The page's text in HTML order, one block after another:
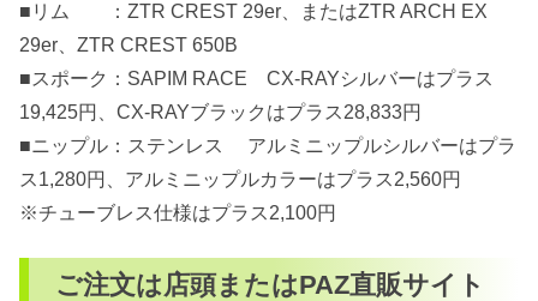
■リム ：ZTR CREST 29er、またはZTR ARCH EX
29er、ZTR CREST 650B
■スポーク：SAPIM RACE CX-RAYシルバーはプラス
19,425円、CX-RAYブラックはプラス28,833円
■ニップル：ステンレス アルミニップルシルバーはプラ
ス1,280円、アルミニップルカラーはプラス2,560円
※チューブレス仕様はプラス2,100円
ご注文は店頭またはPAZ直販サイト